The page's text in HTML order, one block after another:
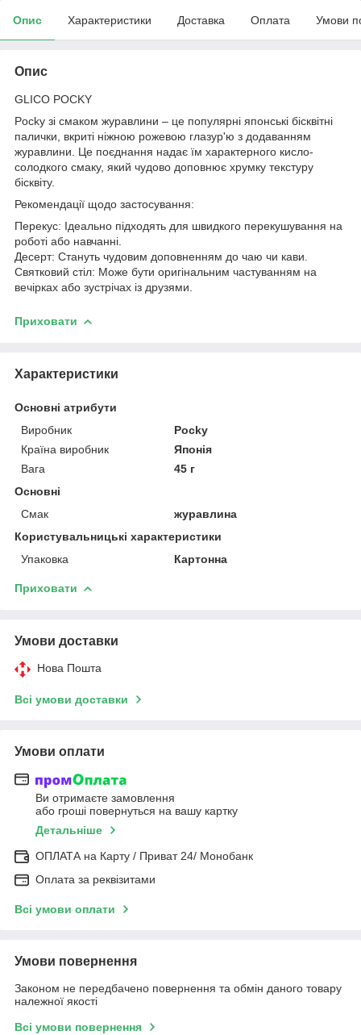
Опис Характеристики Доставка Оплата Умови
Опис
GLICO POCKY
Pocky зі смаком журавлини – це популярні японські бісквітні
палички, вкриті ніжною рожевою глазур'ю з додаванням
журавлини. Це поєднання надає їм характерного кисло-
солодкого смаку, який чудово доповнює хрумку текстуру
бісквіту.
Рекомендації щодо застосування:
Перекус: Ідеально підходять для швидкого перекушування на
роботі або навчанні.
Десерт: Стануть чудовим доповненням до чаю чи кави.
Святковий стіл: Може бути оригінальним частуванням на
вечірках або зустрічах із друзями.
Приховати
Характеристики
Основні атрибути
Виробник
Pocky
Країна виробник
Японія
Вага
45 г
Основні
Смак
журавлина
Користувальницькі характеристики
Упаковка
Картонна
Приховати
Умови доставки
Нова Пошта
Всі умови доставки
Умови оплати
Ви отримаєте замовлення
або гроші повернуться на вашу картку
Детальніше
ОПЛАТА на Карту / Приват 24/ Монобанк
Оплата за реквізитами
Всі умови оплати
Умови повернення
Законом не передбачено повернення та обмін даного товару
належної якості
Всі умови повернення